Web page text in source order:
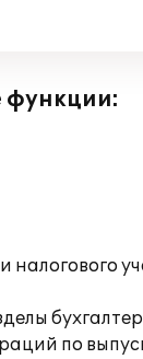
функции:
по